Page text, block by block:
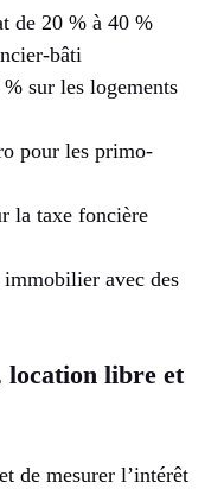
de 20 % à 40 %
bâti
sur les logements
pour les primo-
la taxe foncière
avec des
location libre et
de mesurer l’intérêt